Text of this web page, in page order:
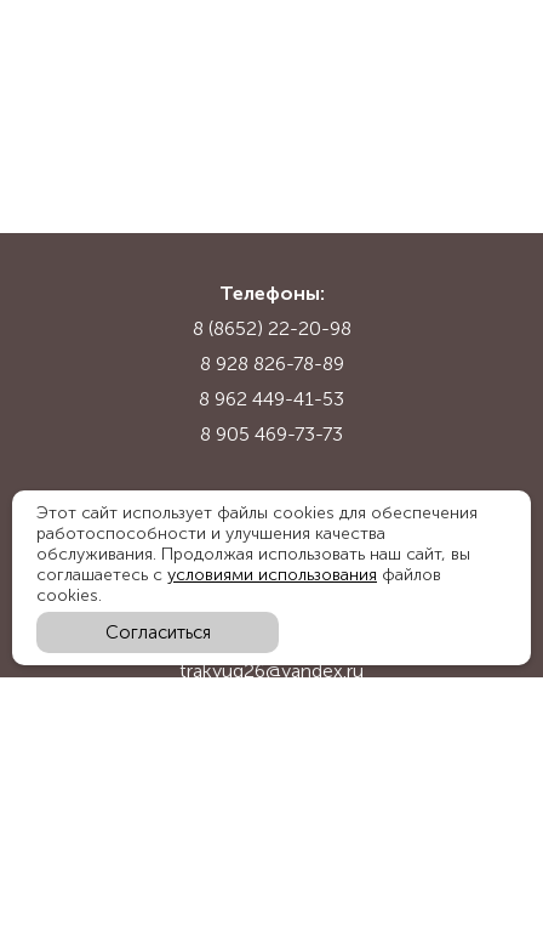
Телефоны:
8 (8652) 22-20-98
8 928 826-78-89
8 962 449-41-53
8 905 469-73-73
Адрес:
Ставропольский край, с. Надежда,
ул. Промышленная, 1Б
trakyug26@yandex.ru
Этот сайт использует файлы cookies для обеспечения
работоспособности и улучшения качества
обслуживания. Продолжая использовать наш сайт, вы
соглашаетесь с условиями использования файлов
cookies.
Согласиться